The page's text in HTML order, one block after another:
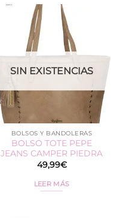
SIN EXISTENCIAS
BOLSOS Y BANDOLERAS
BOLSO TOTE PEPE
JEANS CAMPER PIEDRA
49,99€
LEER MÁS